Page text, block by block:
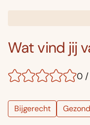
Wat vind jij
0 /
Bijgerecht Gezond